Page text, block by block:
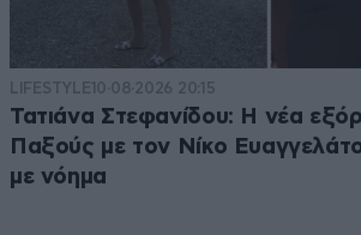
LIFESTYLE10·08·2026 20:15
Τατιάνα Στεφανίδου: Η νέα
Παξούς με τον Νίκο
με νόημα